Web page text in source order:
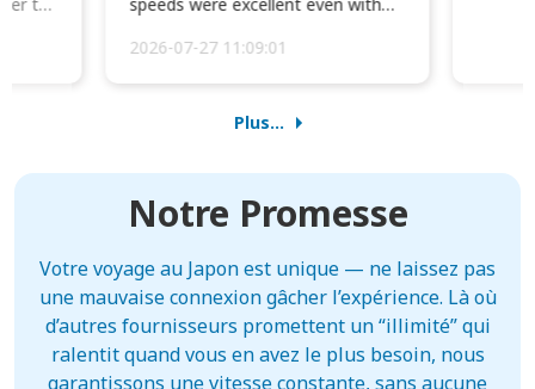
2026-07-27 11:09:01
Plus...
Notre Promesse
Votre voyage au Japon est unique — ne laissez pas
une mauvaise connexion gâcher l’expérience. Là où
d’autres fournisseurs promettent un “illimité” qui
ralentit quand vous en avez le plus besoin, nous
garantissons une vitesse constante, sans aucune